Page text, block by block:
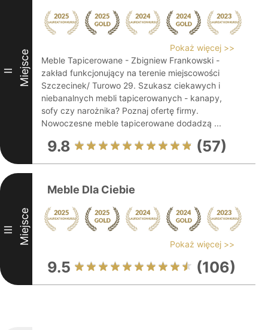
II Miejsce
Pokaż więcej >>
Meble Tapicerowane - Zbigniew Frankowski -
zakład funkcjonujący na terenie miejscowości
Szczecinek/ Turowo 29. Szukasz ciekawych i
niebanalnych mebli tapicerowanych - kanapy,
sofy czy narożnika? Poznaj ofertę firmy.
Nowoczesne meble tapicerowane dodadzą ...
9.8 (57)
III Miejsce
Meble Dla Ciebie
Pokaż więcej >>
9.5 (106)